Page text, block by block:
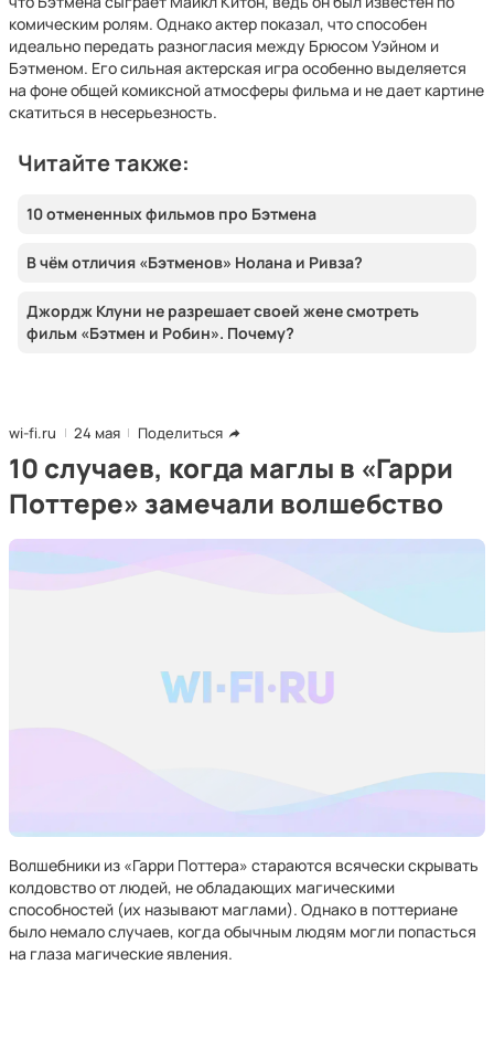
комическим ролям. Однако актер показал, что способен
идеально передать разногласия между Брюсом Уэйном и
Бэтменом. Его сильная актерская игра особенно выделяется
на фоне общей комиксной атмосферы фильма и не дает картине
скатиться в несерьезность.
Читайте также:
10 отмененных фильмов про Бэтмена
В чём отличия «Бэтменов» Нолана и Ривза?
Джордж Клуни не разрешает своей жене смотреть
фильм «Бэтмен и Робин». Почему?
wi-fi.ru 24 мая Поделиться
10 случаев, когда маглы в «Гарри
Поттере» замечали волшебство
Волшебники из «Гарри Поттера» стараются всячески скрывать
колдовство от людей, не обладающих магическими
способностей (их называют маглами). Однако в поттериане
было немало случаев, когда обычным людям могли попасться
на глаза магические явления.